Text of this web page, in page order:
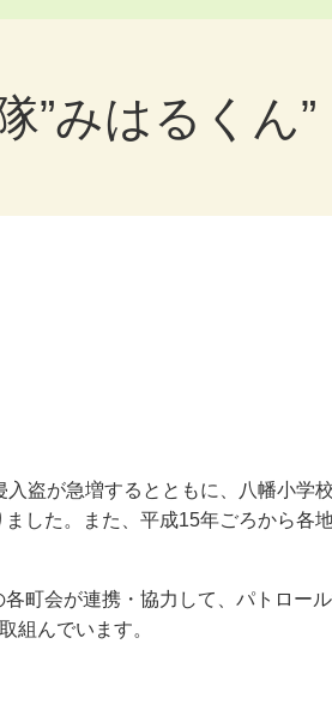
”みはるくん”
盗が急増するとともに、八幡小学
した。また、平成15年ごろから各
町会が連携・協力して、パトロー
組んでいます。